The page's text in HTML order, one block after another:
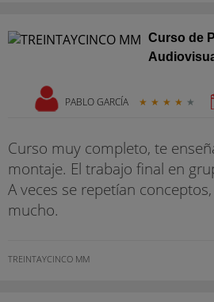
Curso de
PABLO GARCÍA ★ ★ ★ ★ ★
Curso muy completo, te
montaje. El trabajo final en
A veces se repetían
mucho.
TREINTAYCINCO MM